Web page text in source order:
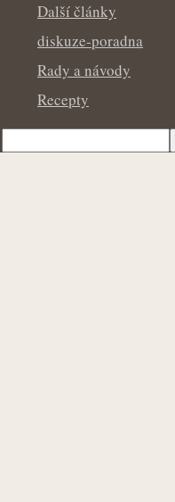
Další články
diskuze-poradna
Rady a návody
Recepty